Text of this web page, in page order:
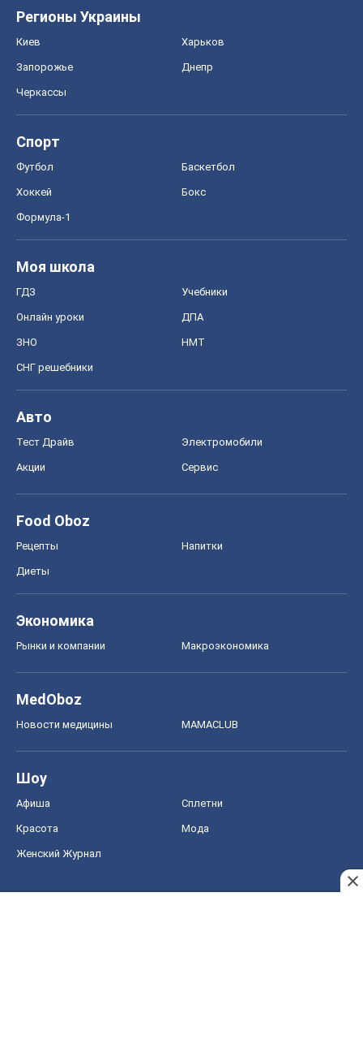
Регионы Украины
Киев Харьков
Запорожье Днепр
Черкассы
Спорт
Футбол Баскетбол
Хоккей Бокс
Формула-1
Моя школа
ГДЗ Учебники
Онлайн уроки ДПА
ЗНО НМТ
СНГ решебники
Авто
Тест Драйв Электромобили
Акции Сервис
Food Oboz
Рецепты Напитки
Диеты
Экономика
Рынки и компании Mакроэкономика
MedOboz
Новости медицины MAMACLUB
Шоу
Афиша Сплетни
Красота Мода
Женский Журнал